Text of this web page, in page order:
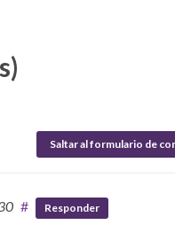
Saltar al formulario de
# Responder